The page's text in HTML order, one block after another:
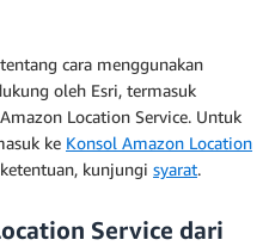
cara menggunakan
oleh Esri, termasuk
Location Service. Untuk
ke Konsol Amazon Location
kunjungi syarat.
Service dari